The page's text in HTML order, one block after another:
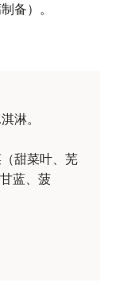
备）。
淋。
甜菜叶、芜
蓝、菠